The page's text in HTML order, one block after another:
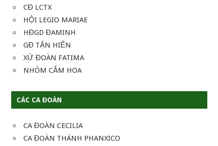
CĐ LCTX
HỘI LEGIO MARIAE
HĐGD ĐAMINH
GĐ TẬN HIẾN
XỨ ĐOÀN FATIMA
NHÓM CẮM HOA
CÁC CA ĐOÀN
CA ĐOÀN CECILIA
CA ĐOÀN THÁNH PHANXICO